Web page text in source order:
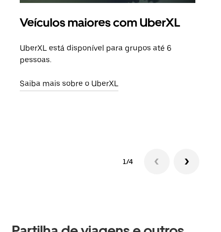
Veículos maiores com UberXL
UberXL está disponível para grupos até 6
pessoas.
Saiba mais sobre o UberXL
1/4